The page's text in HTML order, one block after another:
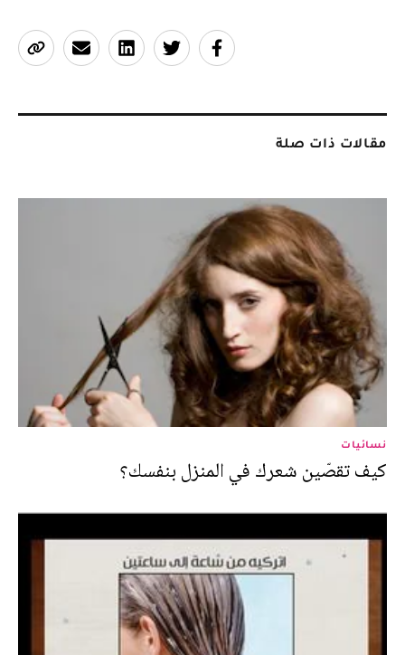
مقالات ذات صلة
نسائيات
كيف تقصّين شعرك في المنزل بنفسك؟